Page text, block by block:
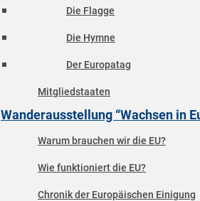
Die Flagge
Die Hymne
Der Europatag
Mitgliedstaaten
Wanderausstellung “Wachsen in
Warum brauchen wir die EU?
Wie funktioniert die EU?
Chronik der Europäischen Einigung